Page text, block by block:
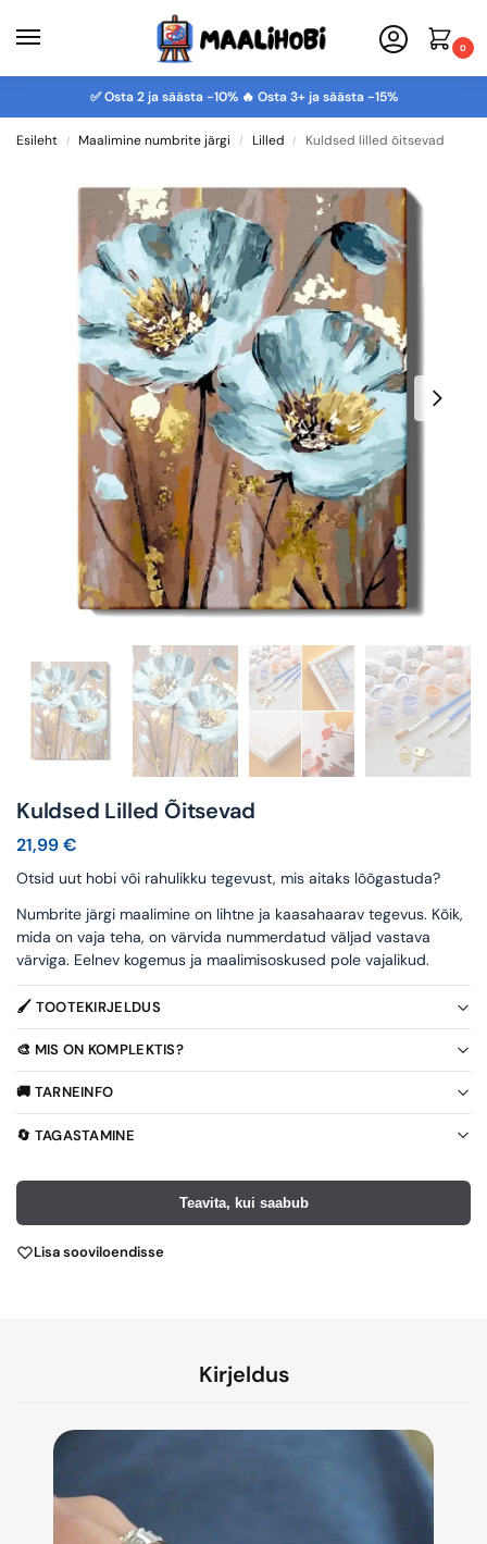
0
✅ Osta 2 ja säästa -10% 🔥 Osta 3+ ja säästa -15%
Esileht / Maalimine numbrite järgi / Lilled / Kuldsed lilled õitsevad
Kuldsed Lilled Õitsevad
21,99€
Otsid uut hobi või rahulikku tegevust, mis aitaks lõõgastuda?
Numbrite järgi maalimine on lihtne ja kaasahaarav tegevus. Kõik,
mida on vaja teha, on värvida nummerdatud väljad vastava
värviga. Eelnev kogemus ja maalimisoskused pole vajalikud.
🖌️ TOOTEKIRJELDUS
🎨 MIS ON KOMPLEKTIS?
🚚 TARNEINFO
🔄 TAGASTAMINE
Teavita, kui saabub
Lisa sooviloendisse
Kirjeldus